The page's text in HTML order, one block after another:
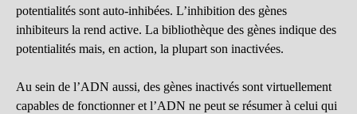
potentialités sont auto-inhibées. L’inhibition des gènes
inhibiteurs la rend active. La bibliothèque des gènes indique des
potentialités mais, en action, la plupart son inactivées.
Au sein de l’ADN aussi, des gènes inactivés sont virtuellement
capables de fonctionner et l’ADN ne peut se résumer à celui qui